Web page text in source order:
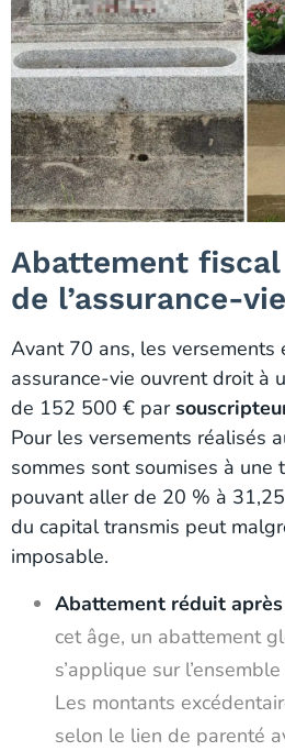
Abattement
de l’assurance-vie
Avant 70 ans, les versements
assurance-vie ouvrent droit à
de 152 500 € par
Pour les versements réalisés
sommes sont soumises à une
pouvant aller de 20 % à
du capital transmis peut
imposable.
Abattement réduit
cet âge, un abattement
s’applique sur
Les montants
selon le lien de parenté